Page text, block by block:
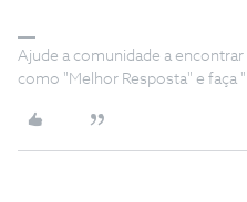
Ajude a comunidade a
como "Melhor Resposta" e faça